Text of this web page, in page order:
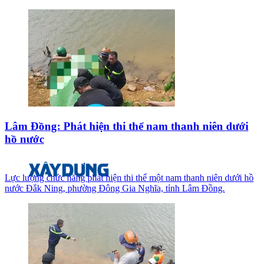
Lâm Đồng: Phát hiện thi thể nam thanh niên dưới
hồ nước
Lực lượng chức năng phát hiện thi thể một nam thanh niên dưới hồ
nước Đắk Ning, phường Đông Gia Nghĩa, tỉnh Lâm Đồng.